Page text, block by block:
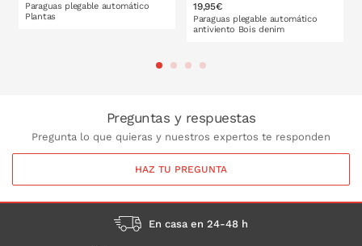
Paraguas plegable automático
Plantas
19,95€
Paraguas plegable automático
antiviento Bois denim
Preguntas y respuestas
Pregunta lo que quieras y nuestros expertos te responden
HAZ TU PREGUNTA
En casa en 24-48 h